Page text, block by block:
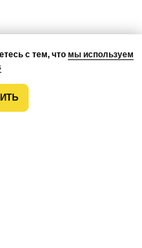
с тем, что мы используем